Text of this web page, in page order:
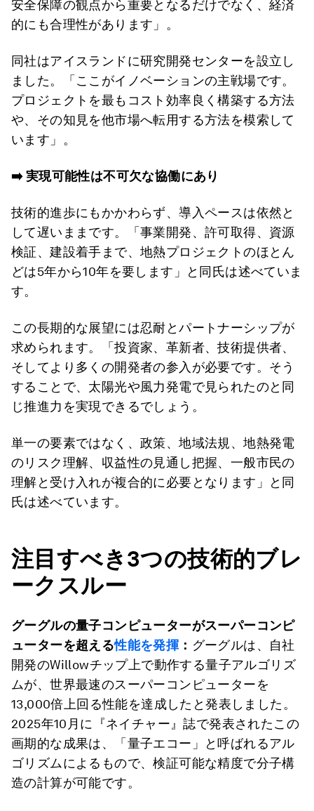
安全保障の観点から重要となるだけでなく、経済
的にも合理性があります」。
同社はアイスランドに研究開発センターを設立し
ました。「ここがイノベーションの主戦場です。
プロジェクトを最もコスト効率良く構築する方法
や、その知見を他市場へ転用する方法を模索して
います」。
➡️実現可能性は不可欠な協働にあり
技術的進歩にもかかわらず、導入ペースは依然と
して遅いままです。「事業開発、許可取得、資源
検証、建設着手まで、地熱プロジェクトのほとん
どは5年から10年を要します」と同氏は述べていま
す。
この長期的な展望には忍耐とパートナーシップが
求められます。「投資家、革新者、技術提供者、
そしてより多くの開発者の参入が必要です。そう
することで、太陽光や風力発電で見られたのと同
じ推進力を実現できるでしょう。
単一の要素ではなく、政策、地域法規、地熱発電
のリスク理解、収益性の見通し把握、一般市民の
理解と受け入れが複合的に必要となります」と同
氏は述べています。
注目すべき3つの技術的ブレ
ークスルー
グーグルの量子コンピューターがスーパーコンピ
ューターを超える性能を発揮 ： グーグルは、自社
開発のWillowチップ上で動作する量子アルゴリズ
ムが、世界最速のスーパーコンピューターを
13,000倍上回る性能を達成したと発表しました。
2025年10月に『ネイチャー』誌で発表されたこの
画期的な成果は、「量子エコー」と呼ばれるアル
ゴリズムによるもので、検証可能な精度で分子構
造の計算が可能です。